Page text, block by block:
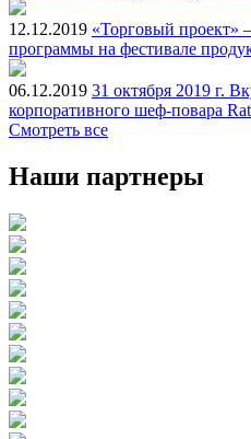
12.12.2019 «Торговый проект»
программы на фестивале
06.12.2019 31 октября 2019 г.
корпоративного шеф-повара
Смотреть все
Наши партнеры